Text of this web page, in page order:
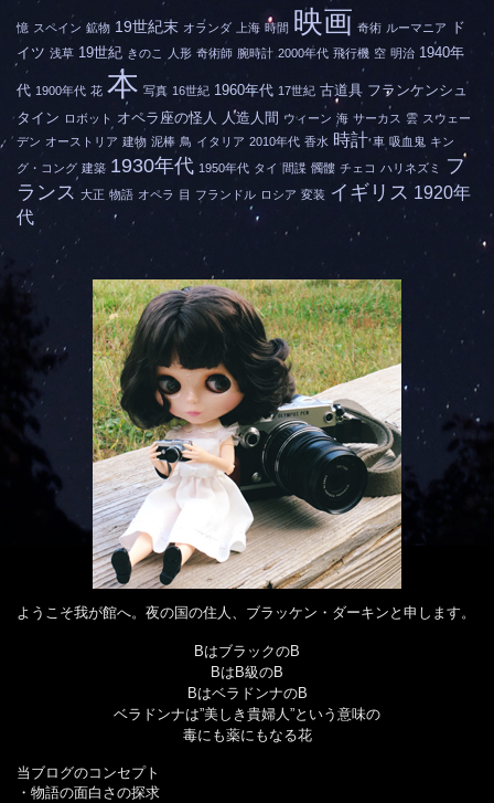
憶 スペイン 鉱物 19世紀末 オランダ 上海 時間 映画 奇術 ルーマニア
ド
イツ 浅草 19世紀 きのこ 人形 奇術師 腕時計 2000年代 飛行機 空 明治 1940年
代 1900年代 花 本 写真 16世紀 1960年代 17世紀 古道具 フランケンシュ
タイン ロボット オペラ座の怪人 人造人間 ウィーン 海 サーカス 雲 スウェー
デン オーストリア 建物 泥棒 鳥 イタリア 2010年代 香水 時計 車 吸血鬼 キン
グ・コング 建築 1930年代 1950年代 タイ 間諜 髑髏 チェコ ハリネズミ
フ
ランス 大正 物語 オペラ 目 フランドル ロシア 変装 イギリス 1920年
代
ようこそ我が館へ。夜の国の住人、ブラッケン・ダーキンと申します。
BはブラックのB
BはB級のB
BはベラドンナのB
ベラドンナは”美しき貴婦人”という意味の
毒にも薬にもなる花
当ブログのコンセプト
・物語の面白さの探求